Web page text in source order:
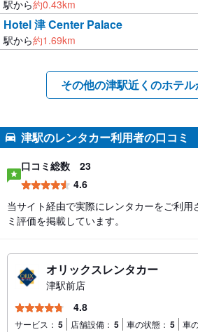
駅から約0.43km
Hotel 津 Center Palace
駅から約1.69km
その他の津駅近くのホテ
津駅のレンタカー利用者の口コミ
口コミ総数
23
4.6
当サイト経由で実際にレンタカーをご利用
ミ評価を掲載しています。
オリックスレンタカー
津駅前店
4.8
サービス： 5 店舗設備： 5 車の状態： 5 車